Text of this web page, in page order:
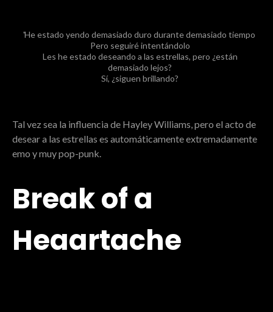
He estado yendo demasiado duro durante demasiado tiempo
Pero seguiré intentándolo
Les he estado deseando a las estrellas, pero ¿están
demasiado lejos?
Sí, ¿siguen brillando?
Tal vez sea la influencia de Hayley Williams, pero el acto de
desear a las estrellas es automáticamente extremadamente
emo y muy pop-punk.
Break of a
Heaartache